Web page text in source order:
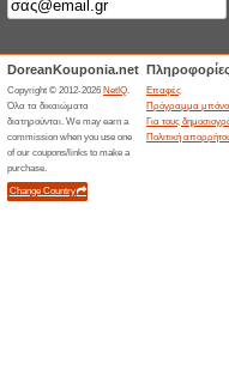
62%
Κάνε
έκπτωση